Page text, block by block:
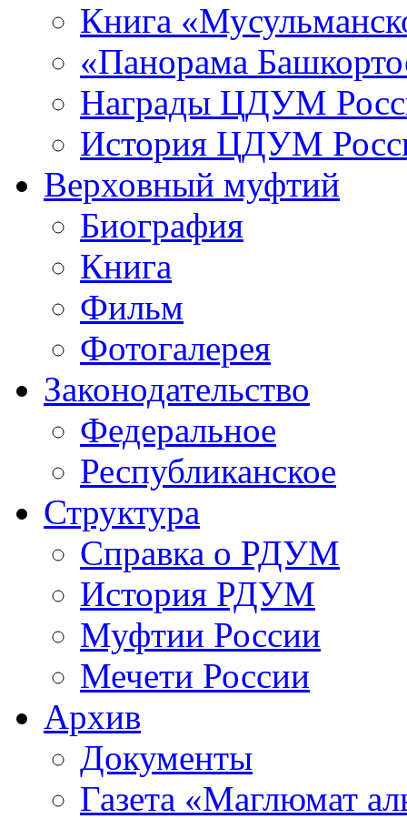
Книга
«Панорама
Награды ЦДУМ
История ЦДУМ
Верховный муфтий
Биография
Книга
Фильм
Фотогалерея
Законодательство
Федеральное
Республиканское
Структура
Справка о РДУМ
История РДУМ
Муфтии России
Мечети России
Архив
Документы
Газета «Маглюмат